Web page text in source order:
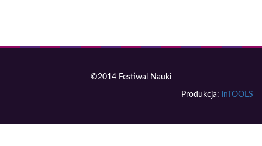
©2014 Festiwal Nauki
Produkcja: inTOOLS